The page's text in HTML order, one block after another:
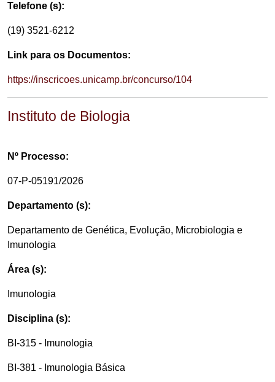
Telefone (s):
(19) 3521-6212
Link para os Documentos:
https://inscricoes.unicamp.br/concurso/104
Instituto de Biologia
Nº Processo:
07-P-05191/2026
Departamento (s):
Departamento de Genética, Evolução, Microbiologia e
Imunologia
Área (s):
Imunologia
Disciplina (s):
BI-315 - Imunologia
BI-381 - Imunologia Básica